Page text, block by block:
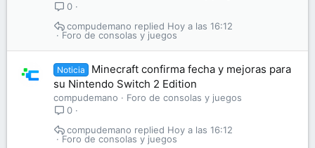
0
Foro de consolas y juegos
Hoy a las 16:12
compudemano
Noticia
Minecraft confirma fecha y mejoras para
su Nintendo Switch 2 Edition
compudemano
Foro de consolas y juegos
0
Foro de consolas y juegos
Hoy a las 16:12
compudemano